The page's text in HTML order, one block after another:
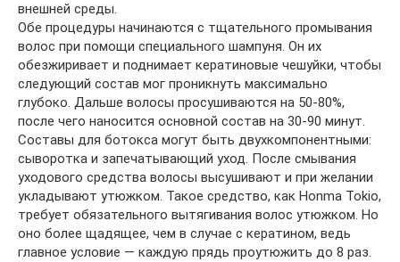
внешней среды.
Обе процедуры начинаются с тщательного промывания
волос при помощи специального шампуня. Он их
обезжиривает и поднимает кератиновые чешуйки, чтобы
следующий состав мог проникнуть максимально
глубоко. Дальше волосы просушиваются на 50-80%,
после чего наносится основной состав на 30-90 минут.
Составы для ботокса могут быть двухкомпонентными:
сыворотка и запечатывающий уход. После смывания
уходового средства волосы высушивают и при желании
укладывают утюжком. Такое средство, как Honma Tokio,
требует обязательного вытягивания волос утюжком. Но
оно более щадящее, чем в случае с кератином, ведь
главное условие — каждую прядь проутюжить до 8 раз.